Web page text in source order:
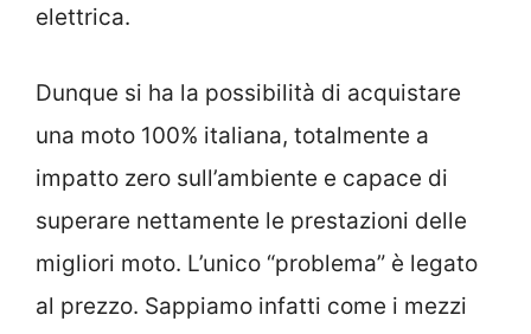
elettrica.
Dunque si ha la possibilità di acquistare
una moto 100% italiana, totalmente a
impatto zero sull’ambiente e capace di
superare nettamente le prestazioni delle
migliori moto. L’unico “problema” è legato
al prezzo. Sappiamo infatti come i mezzi